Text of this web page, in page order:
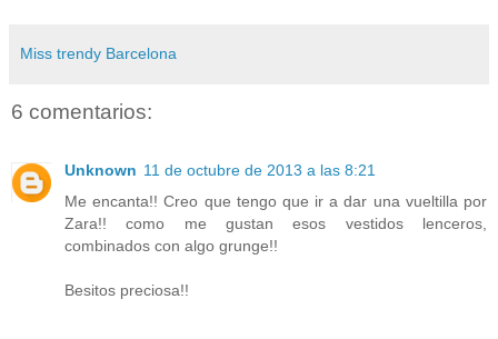
Miss trendy Barcelona
6 comentarios:
Unknown 11 de octubre de 2013 a las 8:21
Me encanta!! Creo que tengo que ir a dar una vueltilla por
Zara!! como me gustan esos vestidos lenceros,
combinados con algo grunge!!
Besitos preciosa!!